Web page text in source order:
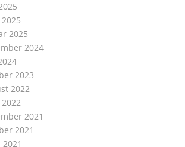
2025
2024
2023
2022
2021
2021